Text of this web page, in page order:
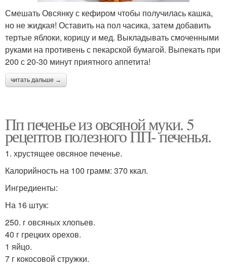
Смешать Овсянку с кефиром чтобы получилась кашка,
но не жидкая! Оставить на пол часика, затем добавить
тертые яблоки, корицу и мед. Выкладывать смоченными
руками на противень с пекарской бумагой. Выпекать при
200 с 20-30 минут приятного аппетита!
читать дальше →
Пп печенье из овсяной муки. 5
рецептов полезного ПП- печенья.
1. хрустящее овсяное печенье.
Калорийность на 100 грамм: 370 ккал.
Ингредиенты:
На 16 штук:
250. г овсяных хлопьев.
40 г грецких орехов.
1 яйцо.
7 г кокосовой стружки.